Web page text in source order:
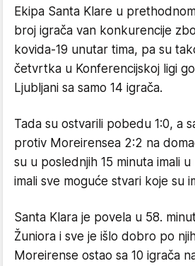
Ekipa Santa Klare u
broj igrača van konkurencije
kovida-19 unutar tima, pa su
četvrtka u Konferencijskoj ligi
Ljubljani sa samo 14 igrača.
Tada su ostvarili pobedu 1:0, a
protiv Moreirensea 2:2 na
su u poslednjih 15 minuta imali
imali sve moguće stvari koje su
Santa Klara je povela u 58.
Žuniora i sve je išlo dobro po
Moreirense ostao sa 10 igrača